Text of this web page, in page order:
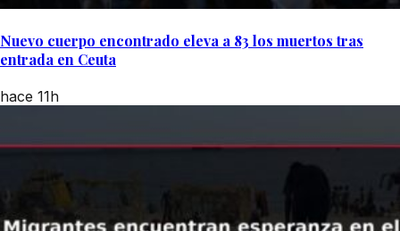
Nuevo cuerpo encontrado eleva a 83 los muertos tras
entrada en Ceuta
hace 11h